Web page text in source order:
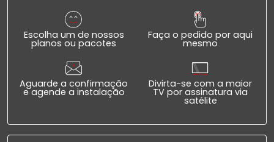
Escolha um de nossos
planos ou pacotes
Faça o pedido por aqui
mesmo
Aguarde a confirmação
e agende a instalação
Divirta-se com a maior
TV por assinatura via
satélite